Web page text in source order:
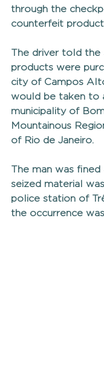
through the
counterfeit
The driver told the
products were
city of Campos
would be taken to
municipality of
Mountainous
of Rio de Janeiro.
The man was
seized material
police station of
the occurrence